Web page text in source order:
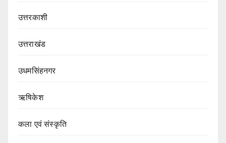
उत्तरकाशी
उत्तराखंड
उधमसिंहनगर
ऋषिकेश
कला एवं संस्कृति